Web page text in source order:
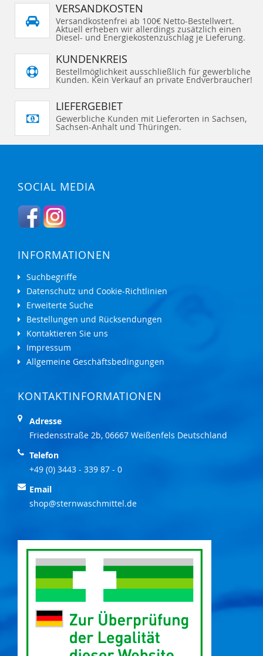
VERSANDKOSTEN
Versandkostenfrei ab 100€ Netto-Bestellwert.
Aktuell erheben wir allerdings zusätzlich einen
Diesel- und Energiekostenzuschlag je Lieferung.
KUNDENKREIS
Bestellmöglichkeit ausschließlich für gewerbliche
Kunden. Kein Verkauf an private Endverbraucher!
LIEFERGEBIET
Gewerbliche Kunden mit Lieferorten in Sachsen,
Sachsen-Anhalt und Thüringen.
SOCIAL MEDIA
INFORMATIONEN
Suchbegriffe
Datenschutz und Cookie-Richtlinien
Erweiterte Suche
Bestellungen und Rücksendungen
Kontaktieren Sie uns
Impressum
Allgemeine Geschäftsbedingungen
KONTAKTINFORMATIONEN
Adresse
Friedensstraße 2b, 06667 Weißenfels Deutschland
Telefon
+49 (0) 3443 - 339 87 - 0
Email
shop@sternwaschmittel.de